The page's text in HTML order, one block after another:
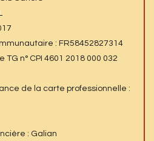
: FR58452827314
n° CPI 4601 2018 000 032
de la carte professionnelle :
: Galian